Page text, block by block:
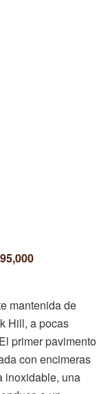
mantenida de
Hill, a pocas
primer pavimento
con encimeras
inoxidable, una